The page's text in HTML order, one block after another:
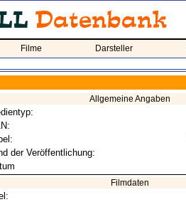
Filme Darsteller
Allgemeine Angaben
der Veröffentlichung:
Filmdaten